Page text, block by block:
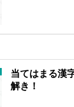
当てはまる漢
解き！